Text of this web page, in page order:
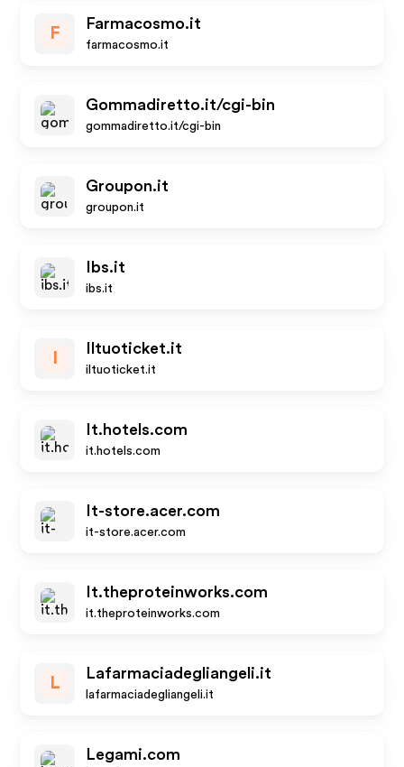
F
Farmacosmo.it
farmacosmo.it
Gommadiretto.it/cgi-bin
gommadiretto.it/cgi-bin
Groupon.it
groupon.it
Ibs.it
ibs.it
Iltuoticket.it
iltuoticket.it
It.hotels.com
it.hotels.com
It-store.acer.com
it-store.acer.com
It.theproteinworks.com
it.theproteinworks.com
L
Lafarmaciadegliangeli.it
lafarmaciadegliangeli.it
Legami.com